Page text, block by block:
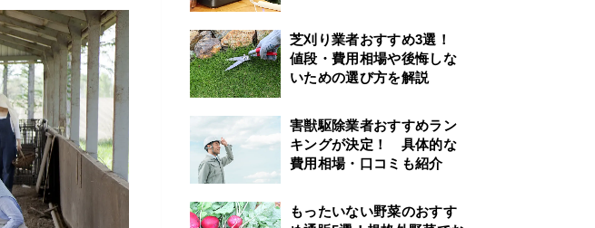
芝刈り業者おすすめ3選！
値段・費用相場や後悔しな
いための選び方を解説
害獣駆除業者おすすめラン
キングが決定！ 具体的な
費用相場・口コミも紹介
もったいない野菜のおすす